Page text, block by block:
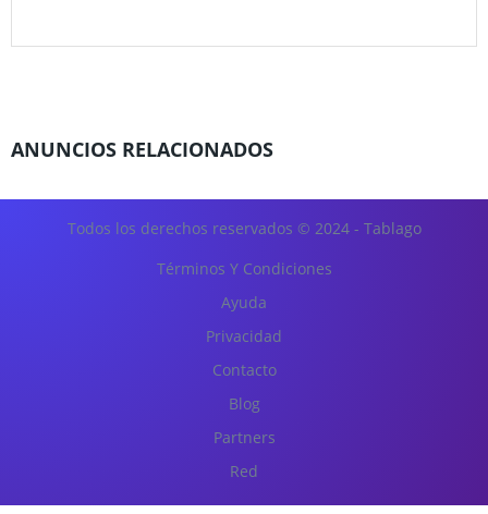
ANUNCIOS RELACIONADOS
Todos los derechos reservados © 2024 - Tablago
Términos Y Condiciones
Ayuda
Privacidad
Contacto
Blog
Partners
Red